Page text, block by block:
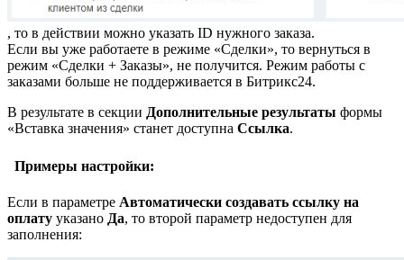
, то в действии можно указать ID нужного заказа.
Если вы уже работаете в режиме «Сделки», то вернуться в
режим «Сделки + Заказы», не получится. Режим работы с
заказами больше не поддерживается в Битрикс24.
В результате в секции Дополнительные результаты формы
Вставка значения
станет доступна Ссылка.
Примеры настройки:
Если в параметре Автоматически создавать ссылку на
оплату указано Да, то второй параметр недоступен для
заполнения: